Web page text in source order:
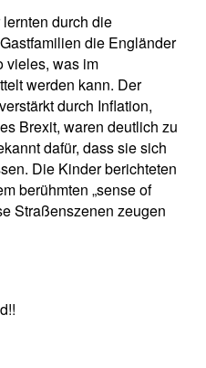
durch die
die Engländer
vieles, was im
werden kann. Der
durch Inflation,
Brexit, waren deutlich zu
dafür, dass sie sich
Die Kinder berichteten
berühmten „sense of
Straßenszenen zeugen